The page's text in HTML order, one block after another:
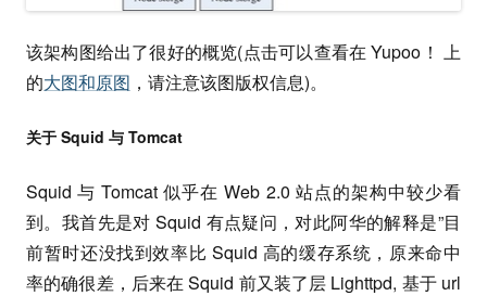
该架构图给出了很好的概览(点击可以查看在 Yupoo！ 上
的大图和原图 ，请注意该图版权信息)。
关于 Squid 与 Tomcat
Squid 与 Tomcat 似乎在 Web 2.0 站点的架构中较少看
到。我首先是对 Squid 有点疑问，对此阿华的解释是”目
前暂时还没找到效率比 Squid 高的缓存系统，原来命中
率的确很差，后来在 Squid 前又装了层 Lighttpd, 基于 url